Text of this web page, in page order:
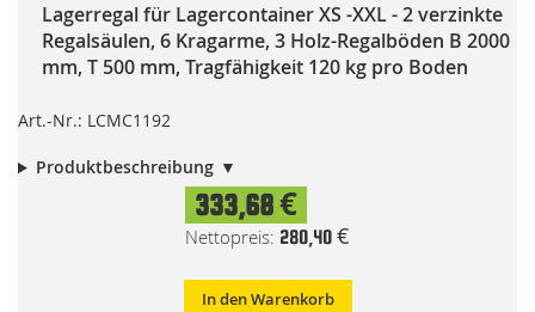
Lagerregal für Lagercontainer XS -XXL - 2 verzinkte
Regalsäulen, 6 Kragarme, 3 Holz-Regalböden B 2000
mm, T 500 mm, Tragfähigkeit 120 kg pro Boden
Art.-Nr.: LCMC1192
Produktbeschreibung
333,68 €
280,40 €
In den Warenkorb